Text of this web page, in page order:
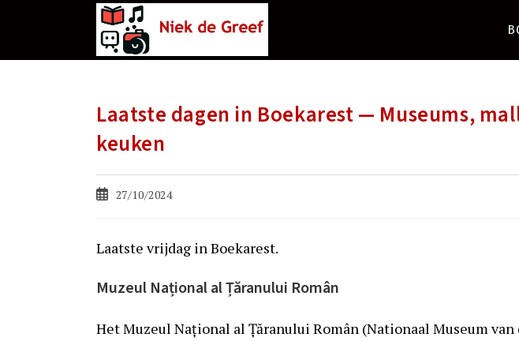
Laatste dagen in Boekarest — Museums,
keuken
Bericht27/10/2024
Laatste vrijdag in Boekarest.
Muzeul Național al Țăranului Român
Het Muzeul Național al Țăranului Român (Nationaal Museum